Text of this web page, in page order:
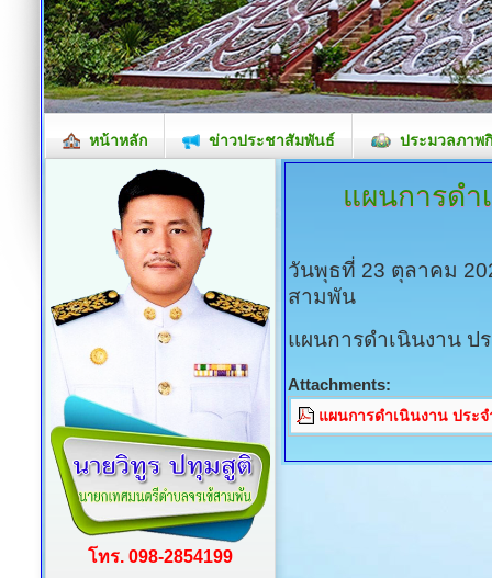
หน้าหลัก ข่าวประชาสัมพันธ์ ประมวลภาพ
แผนการดำ
วันพุธที่ 23 ตุลาคม
สามพัน
แผนการดำเนินงาน ป
Attachments:
แผนการดำเนินงาน ประ
โทร. 098-2854199